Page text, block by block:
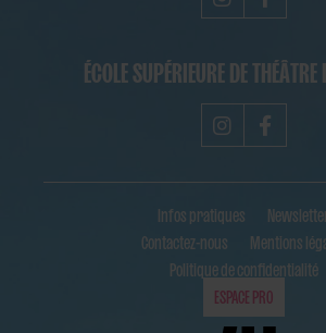
ÉCOLE SUPÉRIEURE DE
Infos pratiques
Contactez-nous
Mentions
Politique de confidentialité
ESPACE PRO